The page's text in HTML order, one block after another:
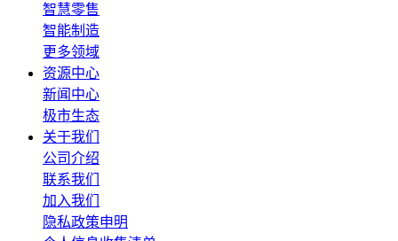
智慧零售
智能制造
更多领域
资源中心
新闻中心
极市生态
关于我们
公司介绍
联系我们
加入我们
隐私政策申明